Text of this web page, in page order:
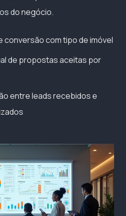
do negócio.
conversão com tipo de imóvel
de propostas aceitas por
entre leads recebidos e